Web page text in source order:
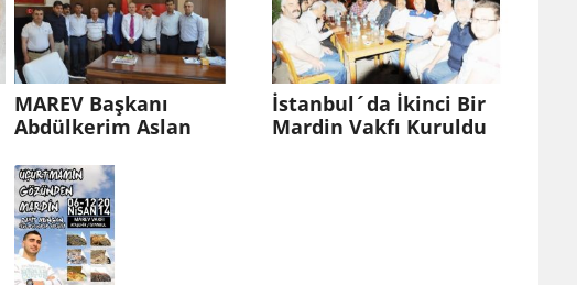
MAREV Başkanı
Abdülkerim Aslan
İstanbul´da İkinci Bir
Mardin Vakfı Kuruldu